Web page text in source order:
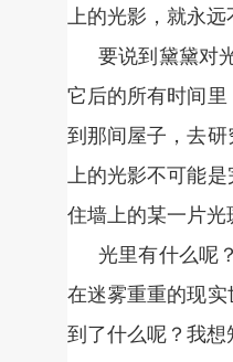
上的光影，就永
要说到黛黛对
它后的所有时间
到那间屋子，去
上的光影不可能
住墙上的某一片光
光里有什么呢
在迷雾重重的现
到了什么呢？我